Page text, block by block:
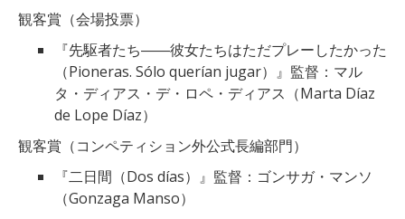
観客賞（会場投票）
『先駆者たち――彼女たちはただプレーしたかった
（Pioneras. Sólo querían jugar）』監督：マル
タ・ディアス・デ・ロペ・ディアス（Marta Díaz
de Lope Díaz）
観客賞（コンペティション外公式長編部門）
『二日間（Dos días）』監督：ゴンサガ・マンソ
（Gonzaga Manso）